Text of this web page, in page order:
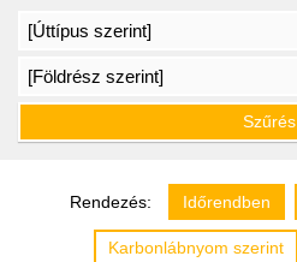
Szűrés
Rendezés: Időrendben
Karbonlábnyom szerint